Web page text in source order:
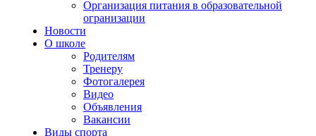
Организация питания в образовательной
огранизации
Новости
О школе
Родителям
Тренеру
Фотогалерея
Видео
Объявления
Вакансии
Виды спорта